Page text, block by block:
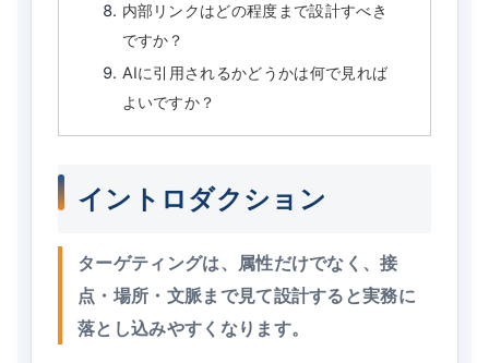
内部リンクはどの程度まで設計すべき
ですか？
AIに引用されるかどうかは何で見れば
よいですか？
イントロダクション
ターゲティングは、属性だけでなく、接
点・場所・文脈まで見て設計すると実務に
落とし込みやすくなります。